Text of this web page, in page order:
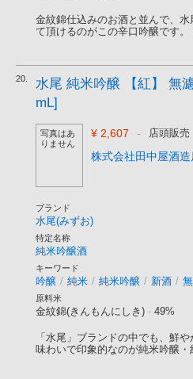
金紋錦仕込みのお酒と並んで、
て頂けるのがこの辛口吟醸です。
20.
水尾 純米吟醸 【紅】 無
mL]
写真はあ
りません
¥ 2,607 - 店頭販売
株式会社田中屋酒造
ブランド
水尾(みずお)
特定名称
純米吟醸酒
キーワード
吟醸 / 純米 / 純米吟醸 / 新酒 /
原料米
金紋錦(きんもんにしき) - 49%
「水尾」ブランドの中でも、鮮
味わいで印象的なのが純米吟醸・